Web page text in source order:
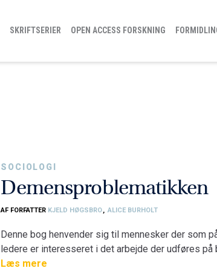
SKRIFTSERIER OPEN ACCESS FORSKNING
SOCIOLOGI
Demensproblematikken
AF FORFATTER KJELD HØGSBRO, ALICE BURHOLT
Denne bog henvender sig til mennesker der som
ledere er interesseret i det arbejde der udføres
særlige former for udfordrende adfærd. Bogen
Læs mere